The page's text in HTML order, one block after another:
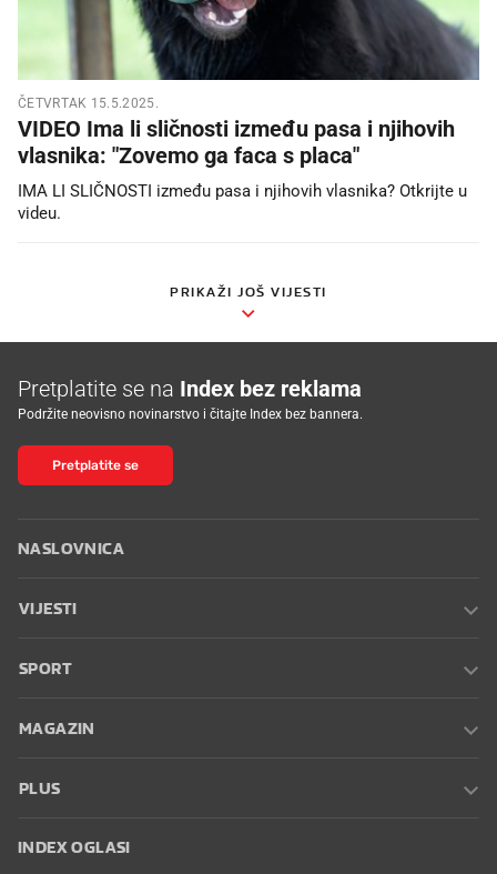
ČETVRTAK 15.5.2025.
VIDEO Ima li sličnosti između pasa i njihovih
vlasnika: "Zovemo ga faca s placa"
IMA LI SLIČNOSTI između pasa i njihovih vlasnika? Otkrijte u
videu.
PRIKAŽI JOŠ VIJESTI
Pretplatite se na Index bez reklama
Podržite neovisno novinarstvo i čitajte Index bez bannera.
Pretplatite se
NASLOVNICA
VIJESTI
SPORT
MAGAZIN
PLUS
INDEX OGLASI